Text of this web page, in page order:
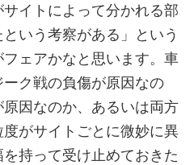
イトによって分かれる部
いう考察がある」という
ェアかなと思います。車
ク戦の負傷が原因なの
因なのか、あるいは両方
がサイトごとに微妙に異
持って受け止めておきた